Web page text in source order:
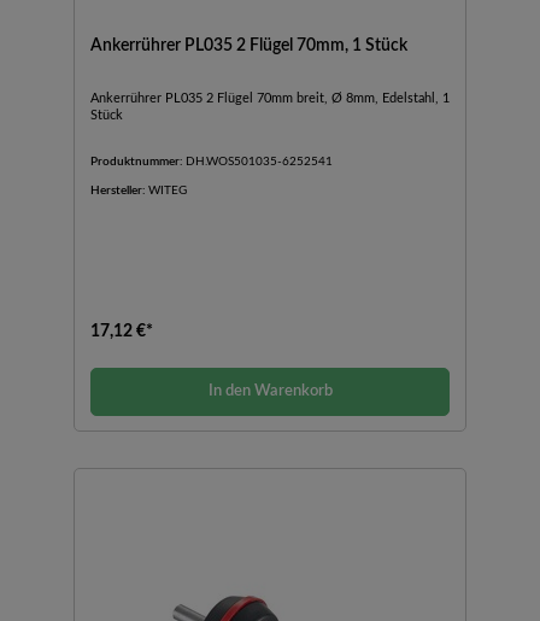
Ankerrührer PL035 2 Flügel 70mm, 1 Stück
Ankerrührer PL035 2 Flügel 70mm breit, Ø 8mm, Edelstahl, 1
Stück
Produktnummer: DH.WOS501035-6252541
Hersteller: WITEG
17,12 €*
In den Warenkorb